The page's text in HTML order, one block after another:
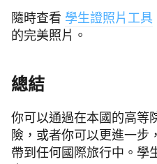
隨時查看 學生證照片工具
的完美照片。
總結
你可以通過在本國的高等
險，或者你可以更進一步
帶到任何國際旅行中。學